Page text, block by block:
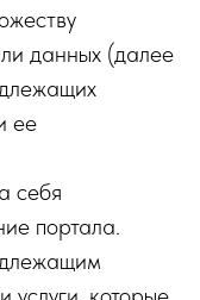
данных (далее
ее
себя
портала.